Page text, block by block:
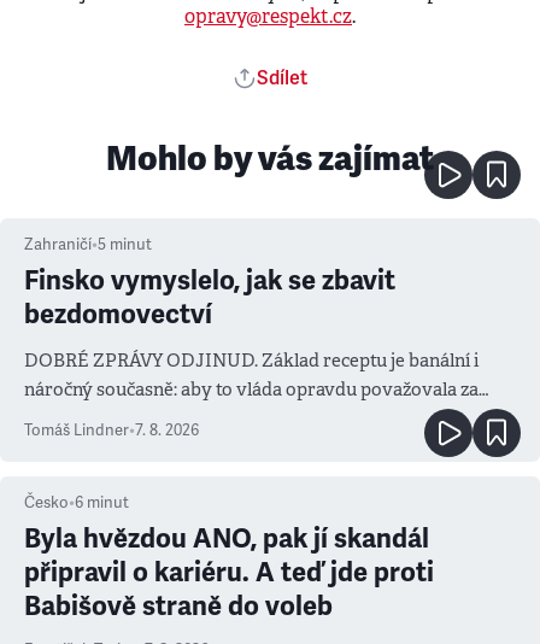
opravy@respekt.cz.
Sdílet
Mohlo by vás zajímat
Zahraničí•5 minut
Finsko vymyslelo, jak se zbavit
bezdomovectví
DOBRÉ ZPRÁVY ODJINUD. Základ receptu je banální i
náročný současně: aby to vláda opravdu považovala za
prioritu
Tomáš Lindner•7. 8. 2026
Česko•6 minut
Byla hvězdou ANO, pak jí skandál
připravil o kariéru. A teď jde proti
Babišově straně do voleb